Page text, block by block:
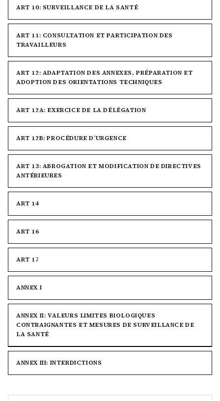
ART 10: SURVEILLANCE DE LA SANTÉ
ART 11: CONSULTATION ET PARTICIPATION DES
TRAVAILLEURS
ART 12: ADAPTATION DES ANNEXES, PRÉPARATION ET
ADOPTION DES ORIENTATIONS TECHNIQUES
ART 12A: EXERCICE DE LA DÉLÉGATION
ART 12B: PROCÉDURE D’URGENCE
ART 13: ABROGATION ET MODIFICATION DE DIRECTIVES
ANTÉRIEURES
ART 14
ART 16
ART 17
ANNEX I
ANNEX II: VALEURS LIMITES BIOLOGIQUES
CONTRAIGNANTES ET MESURES DE SURVEILLANCE DE
LA SANTÉ
ANNEX III: INTERDICTIONS